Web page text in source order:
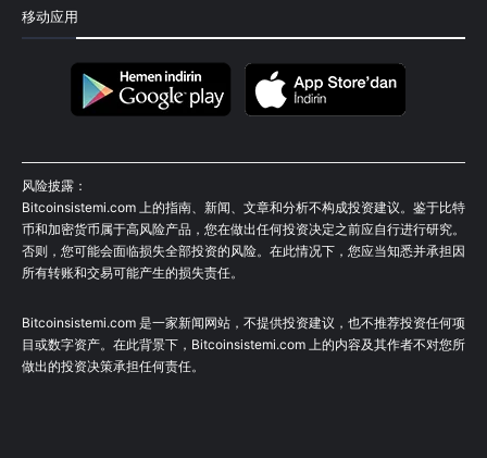
移动应用
风险披露：
Bitcoinsistemi.com 上的指南、新闻、文章和分析不构成投资建议。鉴于比特
币和加密货币属于高风险产品，您在做出任何投资决定之前应自行进行研究。
否则，您可能会面临损失全部投资的风险。在此情况下，您应当知悉并承担因
所有转账和交易可能产生的损失责任。
Bitcoinsistemi.com 是一家新闻网站，不提供投资建议，也不推荐投资任何项
目或数字资产。在此背景下，Bitcoinsistemi.com 上的内容及其作者不对您所
做出的投资决策承担任何责任。